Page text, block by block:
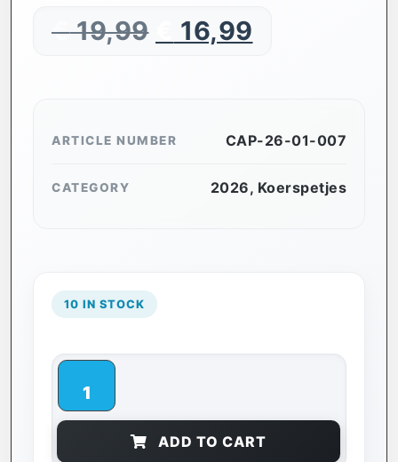
€19,99 16,99
ARTICLE NUMBER CAP-26-01-007
CATEGORY 2026, Koerspetjes
10 IN STOCK
ADD TO CART